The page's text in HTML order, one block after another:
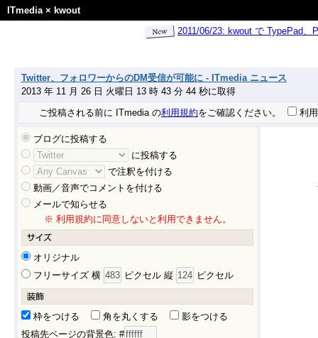
ITmedia× kwout
2011/06/23: kwout で TypePad
Twitter、フォロワーからのDM受信が可能に - ITmedia ニュース
2013 年 11 月 26 日 火曜日 13 時 43 分 44 秒に取得
ご投稿される前に ITmedia の利用規約をご確認ください。 利
ブログに投稿する
に投稿する
で注釈を付ける
動画／音声でコメントを付ける
メールで知らせる
※ 利用規約に同意しないと利用できません。
オリジナル
フリーサイズ 横
ピクセル 縦 ピクセル
枠をつける 角を丸くする
影をつける
投稿先ページの背景色: #